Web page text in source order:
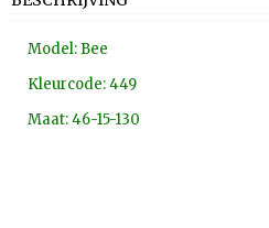
Model: Bee
Kleurcode: 449
Maat: 46-15-130